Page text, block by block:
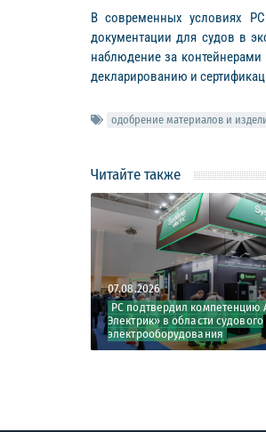
В современных условиях РС
документации для судов в
наблюдение за
декларированию и
одобрение материалов и
Читайте также
07.08.2026
РС подтвердил компетенцию
Электрик» в области судового
электрооборудования